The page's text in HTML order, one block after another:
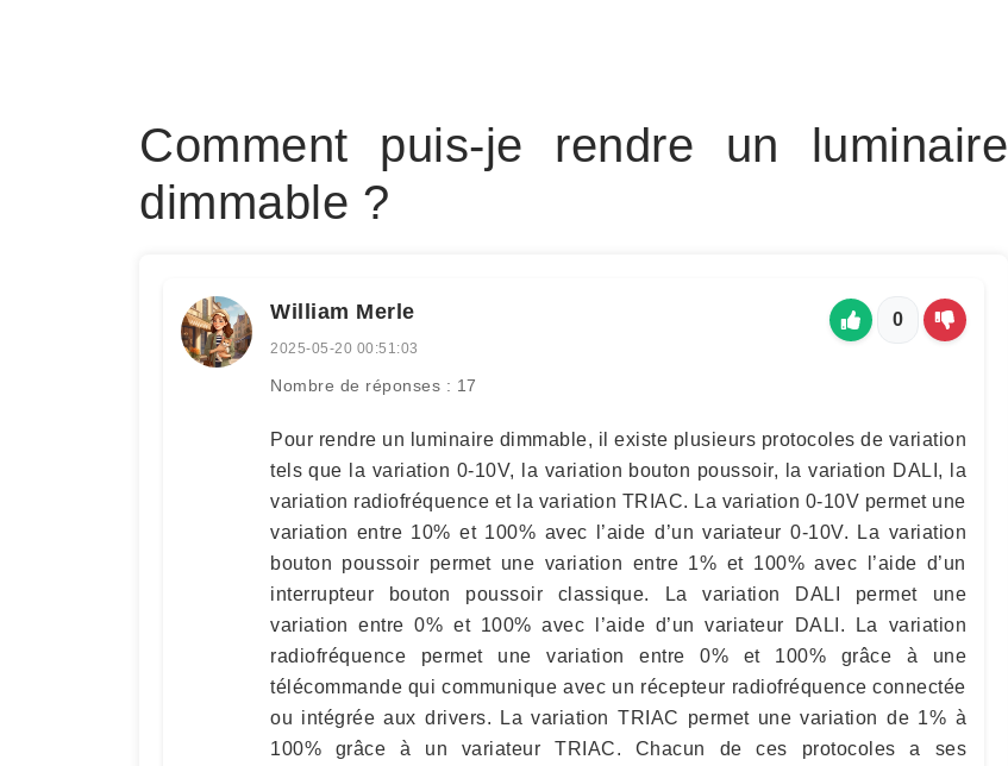
Comment puis-je rendre un luminaire
dimmable ?
William Merle
2025-05-20 00:51:03
Nombre de réponses : 17
0
Pour rendre un luminaire dimmable, il existe plusieurs protocoles de variation
tels que la variation 0-10V, la variation bouton poussoir, la variation DALI, la
variation radiofréquence et la variation TRIAC. La variation 0-10V permet une
variation entre 10% et 100% avec l’aide d’un variateur 0-10V. La variation
bouton poussoir permet une variation entre 1% et 100% avec l’aide d’un
interrupteur bouton poussoir classique. La variation DALI permet une
variation entre 0% et 100% avec l’aide d’un variateur DALI. La variation
radiofréquence permet une variation entre 0% et 100% grâce à une
télécommande qui communique avec un récepteur radiofréquence connectée
ou intégrée aux drivers. La variation TRIAC permet une variation de 1% à
100% grâce à un variateur TRIAC. Chacun de ces protocoles a ses